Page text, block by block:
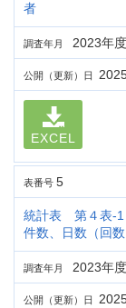
者
調査年月 2023年度
公開（更新）日
EXCEL
表番号 5
統計表 第４表-1
件数、日数（回
調査年月 2023年度
公開（更新）日